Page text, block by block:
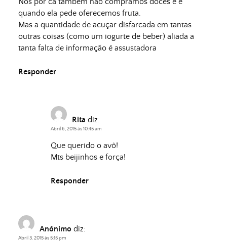
Nos por ca tambem nao compramos doces e e
quando ela pede oferecemos fruta.
Mas a quantidade de acuçar disfarcada em tantas
outras coisas (como um iogurte de beber) aliada a
tanta falta de informação é assustadora
Responder
Rita diz:
Abril 6, 2015 às 10:45 am
Que querido o avô!
Mts beijinhos e força!
Responder
Anónimo diz:
Abril 3, 2015 às 5:15 pm